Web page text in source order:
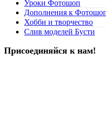
Уроки Фотошоп
Дополнения к
Хобби и творчество
Слив моделей Бусти
Присоединяйся к нам!